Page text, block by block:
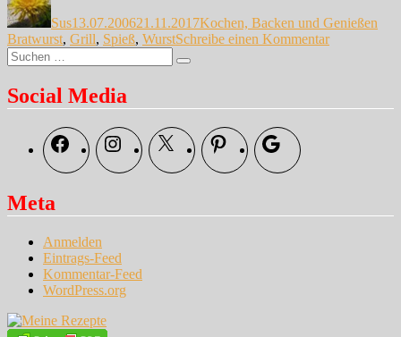
Sus13.07.200621.11.2017Kochen, Backen und Genießen
Bratwurst, Grill, Spieß, WurstSchreibe einen Kommentarzu
Suche
nach:
Suchen
Social Media
FacebookInstagramX Pinterest Google
Meta
Anmelden
Eintrags-Feed
Kommentar-Feed
WordPress.org